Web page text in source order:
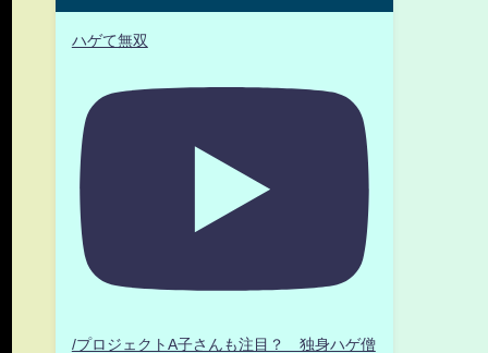
ハゲて無双
/プロジェクトA子さんも注目？ 独身ハゲ僧